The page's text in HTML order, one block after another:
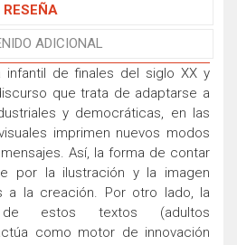
RESEÑA
ADICIONAL
infantil de finales del siglo XX y
que trata de adaptarse a
y democráticas, en las
imprimen nuevos modos
Así, la forma de contar
por la ilustración y la imagen
a la creación. Por otro lado, la
estos textos (adultos
como motor de innovación